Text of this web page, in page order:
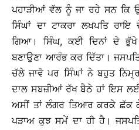
ਪਹਾੜੀਆਂ ਵੱਲ ਨੂੰ ਜਾ ਰਹੇ ਸਨ ਕਿ
ਸਿੰਘਾਂ ਦਾ ਟਾਕਰਾ ਲਖਪਤਿ
ਗਿਆ। ਸਿੰਘ, ਕਈ ਦਿਨਾਂ ਦੇ
ਬਣਾਉਣਾ ਆਰੰਭ ਕਰ ਦਿੱਤਾ।
ਚੱਲੇ ਜਾਵੋ ਪਰ ਸਿੰਘਾਂ ਨੇ ਬਹੁਤ
ਦਾਲ ਸਬਜ਼ੀਆਂ ਰੱਖ ਬੈਠੇ ਹਾਂ ਇਸ
ਅਸੀਂ ਤਾਂ ਲੰਗਰ ਤਿਆਰ ਕਰਕੇ ਛੱਕ
ਪੜਾਅ ਕੁਝ ਸਮੇਂ ਦਾ ਹੀ ਹੈ।